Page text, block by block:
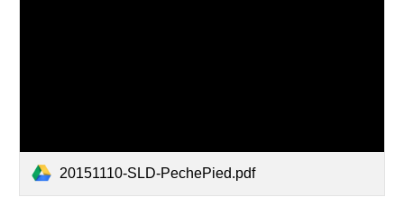
20151110-SLD-PechePied.pdf